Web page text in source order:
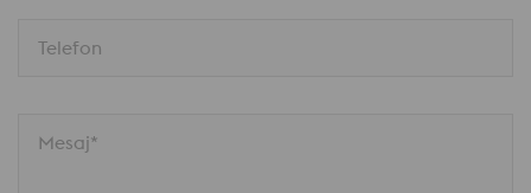
Telefon
Mesaj*